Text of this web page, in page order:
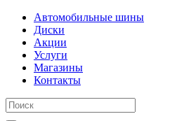
Автомобильные шины
Диски
Акции
Услуги
Магазины
Контакты